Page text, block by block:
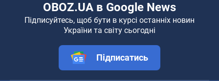
OBOZ.UA в Google News
Підписуйтесь, щоб бути в курсі останніх новин
України та світу сьогодні
Підписатись